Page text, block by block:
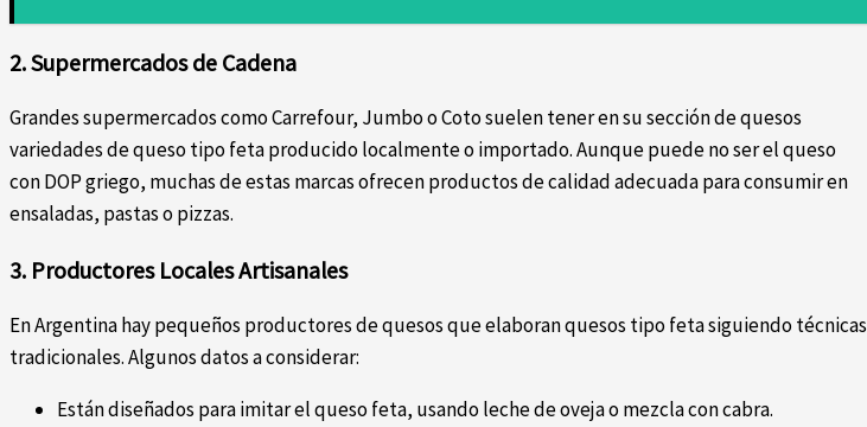
2. Supermercados de Cadena
Grandes supermercados como Carrefour, Jumbo o Coto suelen tener en su sección de quesos
variedades de queso tipo feta producido localmente o importado. Aunque puede no ser el queso
con DOP griego, muchas de estas marcas ofrecen productos de calidad adecuada para consumir en
ensaladas, pastas o pizzas.
3. Productores Locales Artisanales
En Argentina hay pequeños productores de quesos que elaboran quesos tipo feta siguiendo técnicas
tradicionales. Algunos datos a considerar:
Están diseñados para imitar el queso feta, usando leche de oveja o mezcla con cabra.